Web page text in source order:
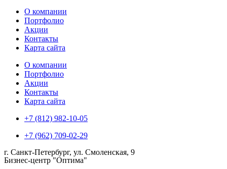
О компании
Портфолио
Акции
Контакты
Карта сайта
О компании
Портфолио
Акции
Контакты
Карта сайта
+7 (812) 982-10-05
+7 (962) 709-02-29
г. Санкт-Петербург, ул. Смоленская, 9
Бизнес-центр "Оптима"